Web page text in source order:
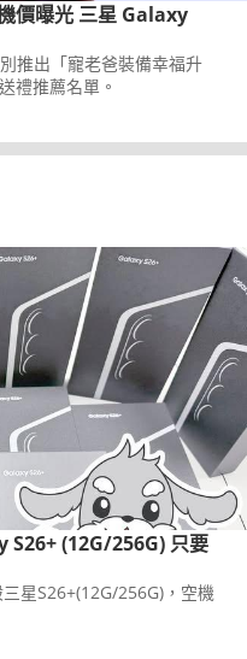
價曝光 三星 Galaxy
推出「寵老爸裝備幸福升
禮推薦名單。
S26+ (12G/256G) 只要
星S26+(12G/256G)，空機